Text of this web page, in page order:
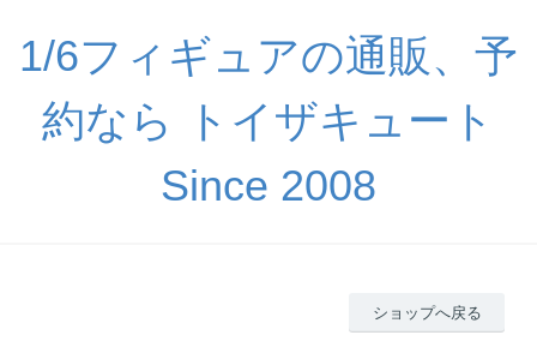
1/6フィギュアの通販、予
約なら トイザキュート
Since 2008
ショップへ戻る